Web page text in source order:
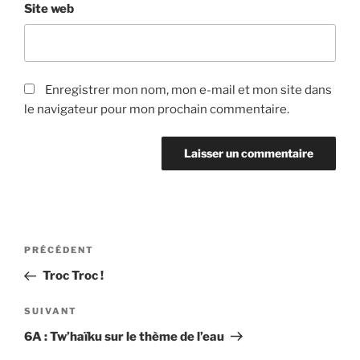
Site web
Enregistrer mon nom, mon e-mail et mon site dans
le navigateur pour mon prochain commentaire.
Navigation
l’article
Article
précédent
PRÉCÉDENT
Troc Troc !
Article
suivant
SUIVANT
6A : Tw’haïku sur le thème de l’eau